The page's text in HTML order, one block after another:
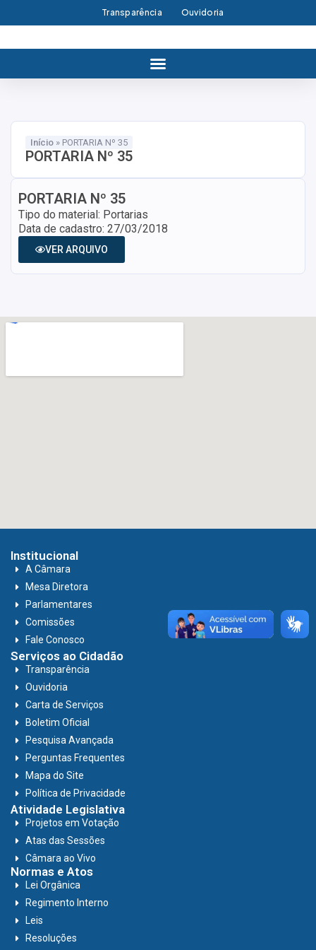
Transparência Ouvidoria
Início » PORTARIA Nº 35
PORTARIA Nº 35
PORTARIA Nº 35
Tipo do material: Portarias
Data de cadastro: 27/03/2018
VER ARQUIVO
Institucional
A Câmara
Mesa Diretora
Parlamentares
Comissões
Fale Conosco
Serviços ao Cidadão
Transparência
Ouvidoria
Carta de Serviços
Boletim Oficial
Pesquisa Avançada
Perguntas Frequentes
Mapa do Site
Política de Privacidade
Atividade Legislativa
Projetos em Votação
Atas das Sessões
Câmara ao Vivo
Normas e Atos
Lei Orgânica
Regimento Interno
Leis
Resoluções